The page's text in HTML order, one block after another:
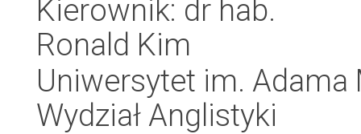
Kierownik: dr hab.
Ronald Kim
Uniwersytet im.
Wydział Anglistyki